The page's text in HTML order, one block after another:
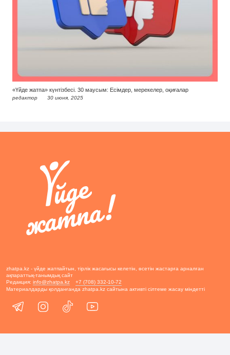
«Үйде жатпа» күнтізбесі. 30 маусым: Есімдер, мерекелер, оқиғалар
редактор 30 июня, 2025
zhatpa.kz - үйде жатпайтын, тірлік жасағысы келетін, өсетін жастарға арналған
ақпараттық-танымдық сайт
Редакция: info@zhatpa.kz
+7 (708) 332-10-72
Материалдарды қолданғанда zhatpa.kz сайтына активті сілтеме жасау міндетті